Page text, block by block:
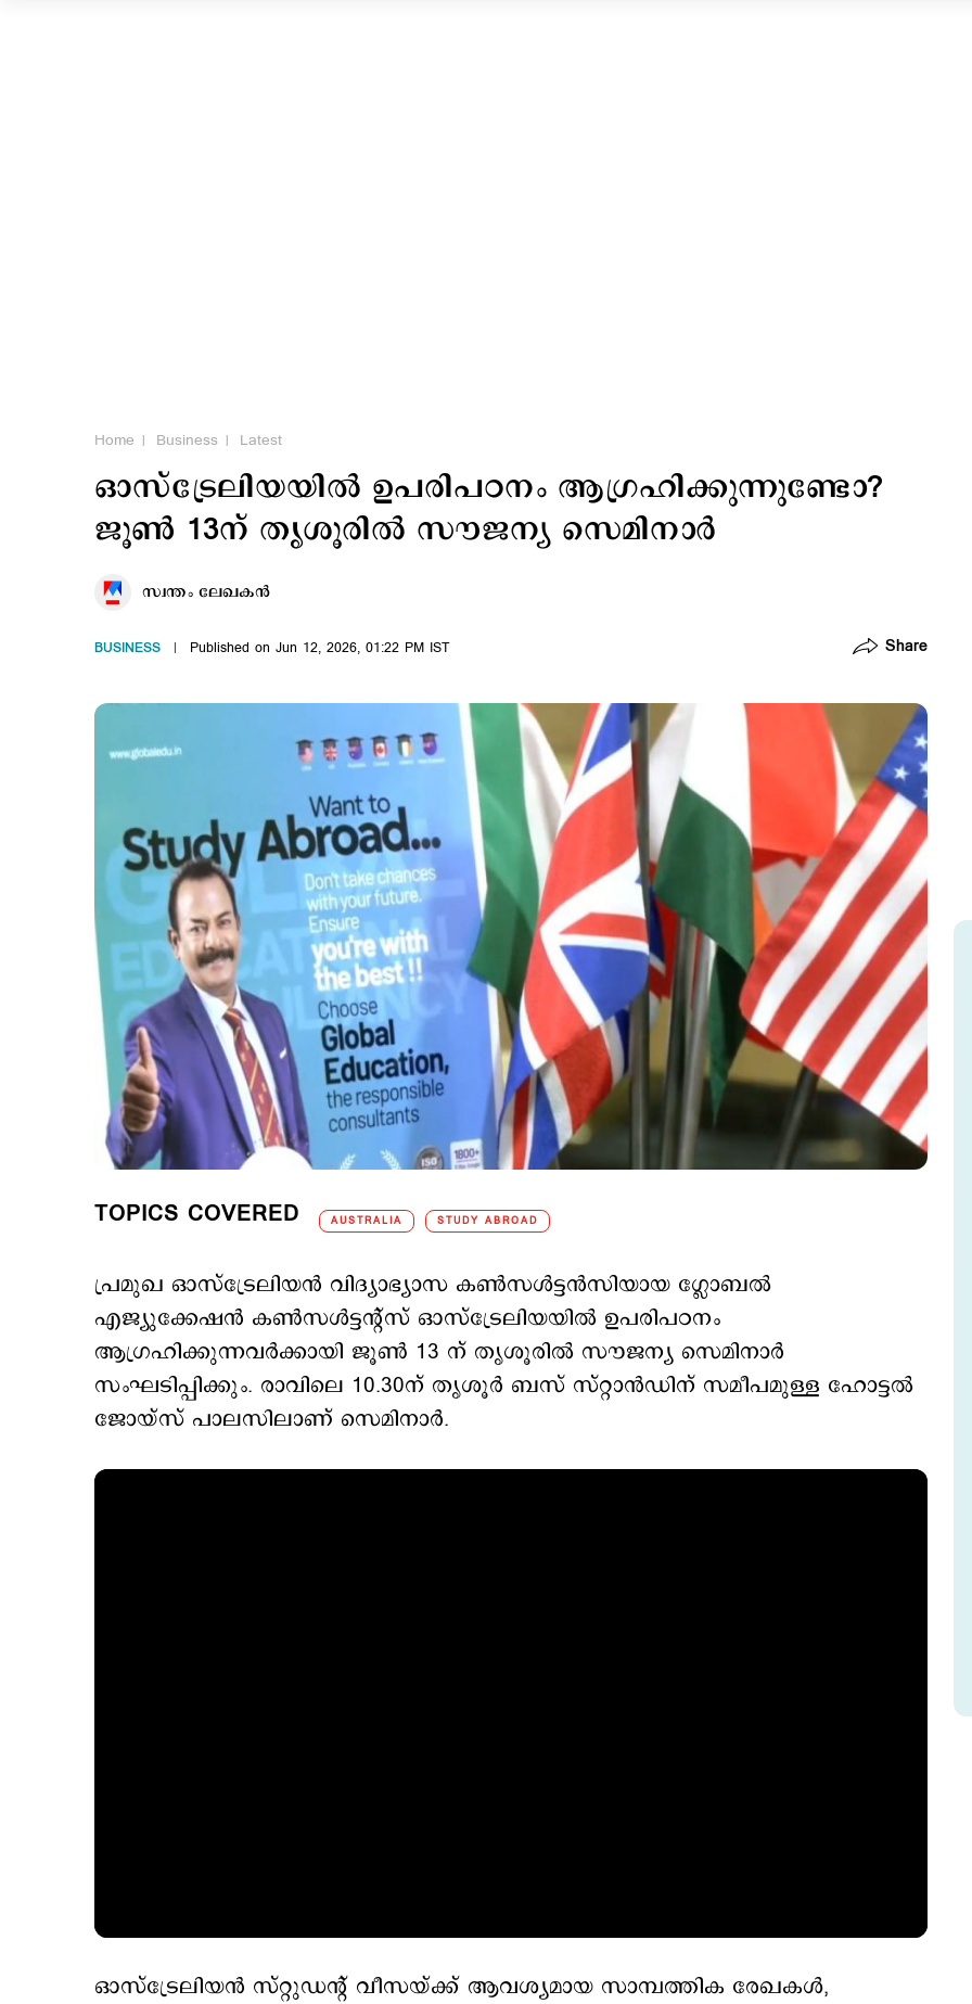
Home Business Latest
ഓസ്‌ട്രേലിയയിൽ ഉപരിപഠനം ആഗ്രഹിക്കുന്നുണ്ടോ?
ജൂണ്‍ 13ന് തൃശൂരില്‍ സൗജന്യ സെമിനാര്‍
സ്വന്തം ലേഖകൻ
BUSINESS Published on Jun 12, 2026, 01:22 PM IST Share
TOPICS COVERED AUSTRALIA STUDY ABROAD
പ്രമുഖ ഓസ്‌ട്രേലിയൻ വിദ്യാഭ്യാസ കൺസൾട്ടൻസിയായ ഗ്ലോബൽ
എജ്യുക്കേഷൻ കൺസൾട്ടന്റ്സ് ഓസ്‌ട്രേലിയയിൽ ഉപരിപഠനം
ആഗ്രഹിക്കുന്നവർക്കായി ജൂൺ 13 ന് തൃശൂരില്‍ സൗജന്യ സെമിനാർ
സംഘടിപ്പിക്കും. രാവിലെ 10.30ന് തൃശൂർ ബസ് സ്റ്റാൻഡിന് സമീപമുള്ള ഹോട്ടൽ
ജോയ്സ് പാലസിലാണ് സെമിനാർ.
ഓസ്‌ട്രേലിയൻ സ്റ്റുഡന്റ് വീസയ്ക്ക് ആവശ്യമായ സാമ്പത്തിക രേഖകൾ,